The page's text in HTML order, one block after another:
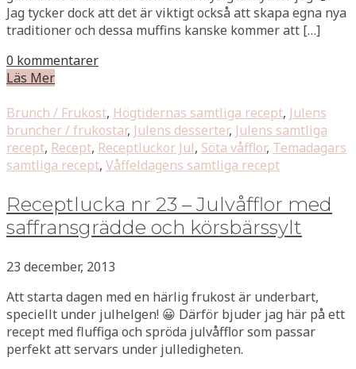
Jag tycker dock att det är viktigt också att skapa egna nya
traditioner och dessa muffins kanske kommer att […]
0 kommentarer
Läs Mer
Brunch / Frukost, Högtidernas samtliga recept, Julens
bruncher / frukostar, Julens desserter, Julens samtliga
recept, Recept, Receptluckor Jul, Söta våfflor, Temadagars
samtliga recept, Våffeldagens samtliga recept
Receptlucka nr 23 – Julvåfflor med
saffransgrädde och körsbärssylt
23 december, 2013
Att starta dagen med en härlig frukost är underbart,
speciellt under julhelgen! 😀 Därför bjuder jag här på ett
recept med fluffiga och spröda julvåfflor som passar
perfekt att servars under julledigheten.